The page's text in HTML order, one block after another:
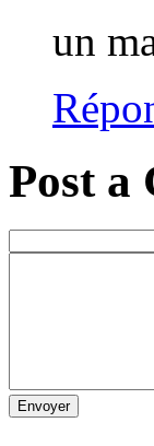
un
Post a